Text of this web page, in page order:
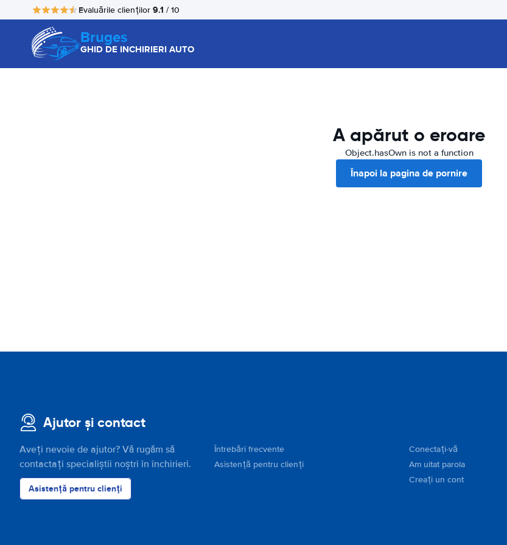
Evaluările clienților 9.1 / 10
Bruges
GHID DE INCHIRIERI AUTO
A apărut o eroare
Object.hasOwn is not a function
Înapoi la pagina de pornire
Ajutor și contact
Aveți nevoie de ajutor? Vă rugăm să
contactați specialiștii noștri în închirieri.
Asistență pentru clienți
Întrebări frecvente
Asistență pentru clienți
Conectați-vă
Am uitat parola
Creați un cont